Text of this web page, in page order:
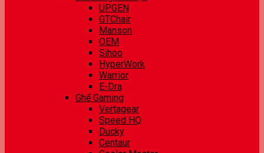
UPGEN
GTChair
Manson
OEM
Sihoo
HyperWork
Warrior
E-Dra
Ghế Gaming
Vertagear
Speed HQ
Ducky
Centaur